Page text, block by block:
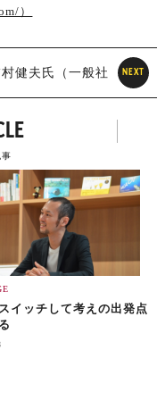
）
NEXT
健夫氏（一般社
／コンセプトデザイナ
ー）
イッチして考えの出発点